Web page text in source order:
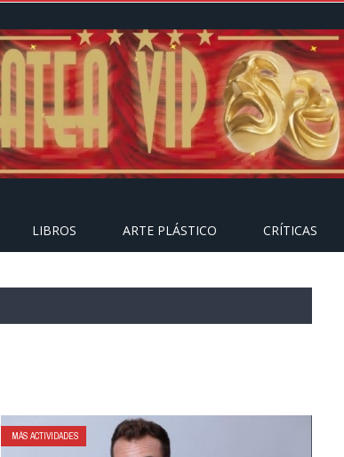
LIBROS ARTE PLÁSTICO CRÍTICAS
MÁS ACTIVIDADES